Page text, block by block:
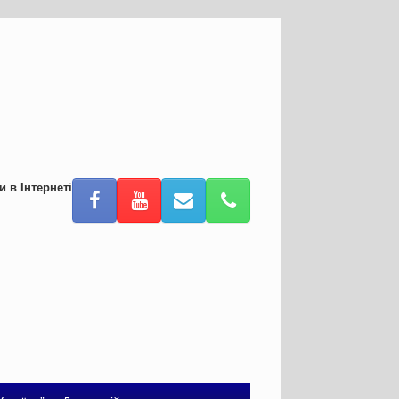
в Інтернеті